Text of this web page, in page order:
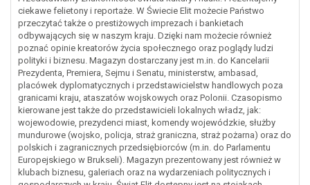
ciekawe felietony i reportaże. W Świecie Elit możecie Państwo
przeczytać także o prestiżowych imprezach i bankietach
odbywających się w naszym kraju. Dzięki nam możecie również
poznać opinie kreatorów życia społecznego oraz poglądy ludzi
polityki i biznesu. Magazyn dostarczany jest m.in. do Kancelarii
Prezydenta, Premiera, Sejmu i Senatu, ministerstw, ambasad,
placówek dyplomatycznych i przedstawicielstw handlowych poza
granicami kraju, ataszatów wojskowych oraz Polonii. Czasopismo
kierowane jest także do przedstawicieli lokalnych władz, jak:
wojewodowie, prezydenci miast, komendy wojewódzkie, służby
mundurowe (wojsko, policja, straż graniczna, straż pożarna) oraz do
polskich i zagranicznych przedsiębiorców (m.in. do Parlamentu
Europejskiego w Brukseli). Magazyn prezentowany jest również w
klubach biznesu, galeriach oraz na wydarzeniach politycznych i